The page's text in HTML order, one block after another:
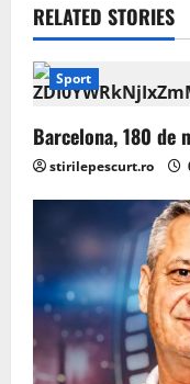
v
i
g
a
t
i
o
n
RELATED STORIES
Sport
Barcelona, 180 de
stirilepescurt.ro